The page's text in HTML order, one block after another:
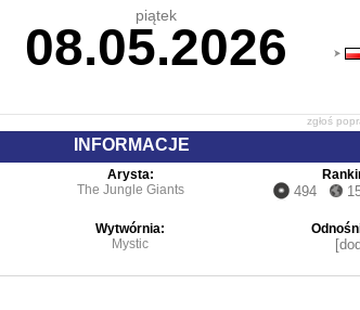
piątek
08.05.2026
zgłoś
INFORMACJE
Arysta:
The Jungle Giants
494
Wytwórnia:
Mystic